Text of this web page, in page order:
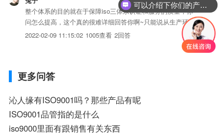
整个体系的目的就在于保障iso三体系认证和服务的质量，你
问怎么提高，这个真的很难详细回答你啊~只能说从生产环
节、人事、反馈机制等各个方面都有方法提升吧~
2022-02-09 11:15:02 1005查看 2回答
更多问答
沁人缘有ISO9001吗？那些产品有呢
ISO9001品管指的是什么
iso9000里面有跟销售有关东西
可以介绍下你们的产品么？